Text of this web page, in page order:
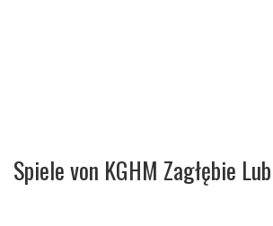
Spiele von KGHM Zagłębie